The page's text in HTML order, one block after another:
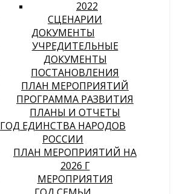
2022
СЦЕНАРИИ
ДОКУМЕНТЫ
УЧРЕДИТЕЛЬНЫЕ
ДОКУМЕНТЫ
ПОСТАНОВЛЕНИЯ
ПЛАН МЕРОПРИЯТИЙ
ПРОГРАММА РАЗВИТИЯ
ПЛАНЫ И ОТЧЕТЫ
ГОД ЕДИНСТВА НАРОДОВ
РОССИИ
ПЛАН МЕРОПРИЯТИЙ НА
2026 Г
МЕРОПРИЯТИЯ